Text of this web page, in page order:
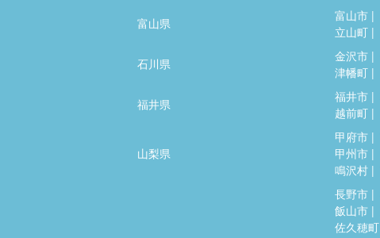
富山県
富山市
立山町
石川県
金沢市
津幡町
福井県
福井市
越前町
山梨県
甲府市
甲州市
鳴沢村
長野市
飯山市
佐久穂町